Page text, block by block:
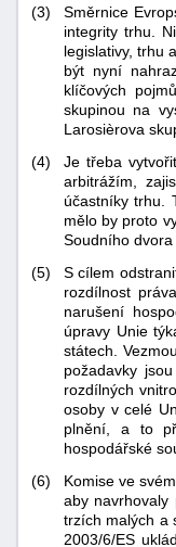
(3) Směrnice
integrity trhu.
legislativy, trhu
být nyní
klíčových
skupinou na
Larosièrova
(4)
Je třeba
arbitrážím,
účastníky trhu.
mělo by proto
Soudního
(5)
S cílem
rozdílnost
narušení
úpravy Unie
státech.
požadavky
rozdílných
osoby v celé
plnění, a to
hospodářské
(6)
Komise ve
aby
trzích malých a
2003/6/ES